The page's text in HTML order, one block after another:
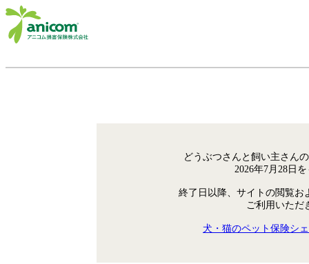
どうぶつさんと飼い主さん
2026年7月28日
終了日以降、サイトの閲覧お
ご利用いただ
犬・猫のペット保険シ